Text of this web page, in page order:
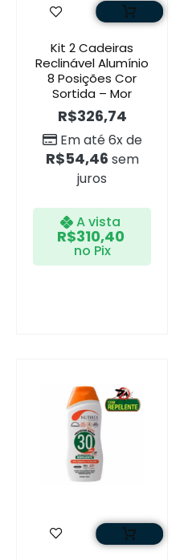
Kit 2 Cadeiras
Reclinável Alumínio
8 Posições Cor
Sortida – Mor
R$326,74
Em até 6x de
R$54,46 sem
juros
A vista
R$310,40
no Pix